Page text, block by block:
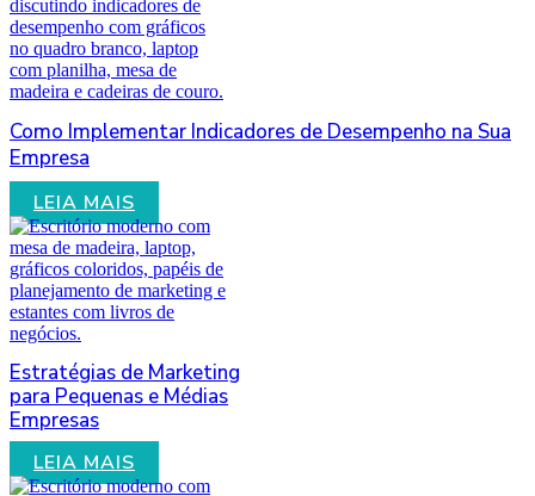
Como Implementar Indicadores de Desempenho na Sua
Empresa
LEIA MAIS
Estratégias de Marketing
para Pequenas e Médias
Empresas
LEIA MAIS